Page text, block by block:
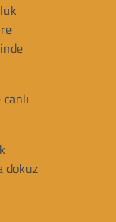
dokuz